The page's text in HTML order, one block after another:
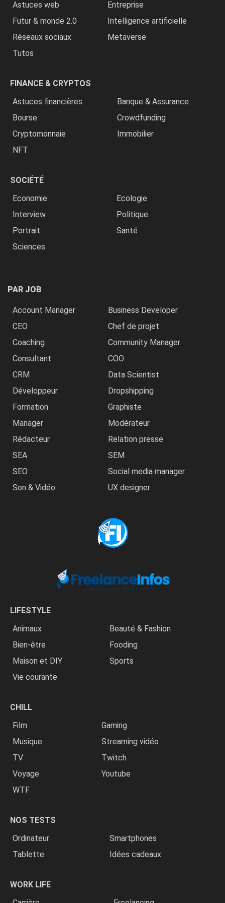
Astuces web
Entreprise
Futur & monde 2.0
Intelligence artificielle
Réseaux sociaux
Metaverse
Tutos
FINANCE & CRYPTOS
Astuces financières
Banque & Assurance
Bourse
Crowdfunding
Cryptomonnaie
Immobilier
NFT
SOCIÉTÉ
Economie
Ecologie
Interview
Politique
Portrait
Santé
Sciences
PAR JOB
Account Manager
Business Developer
CEO
Chef de projet
Coaching
Community Manager
Consultant
COO
CRM
Data Scientist
Développeur
Dropshipping
Formation
Graphiste
Manager
Modérateur
Rédacteur
Relation presse
SEA
SEM
SEO
Social media manager
Son & Vidéo
UX designer
LIFESTYLE
Animaux
Beauté & Fashion
Bien-être
Fooding
Maison et DIY
Sports
Vie courante
CHILL
Film
Gaming
Musique
Streaming vidéo
TV
Twitch
Voyage
Youtube
WTF
NOS TESTS
Ordinateur
Smartphones
Tablette
Idées cadeaux
WORK LIFE